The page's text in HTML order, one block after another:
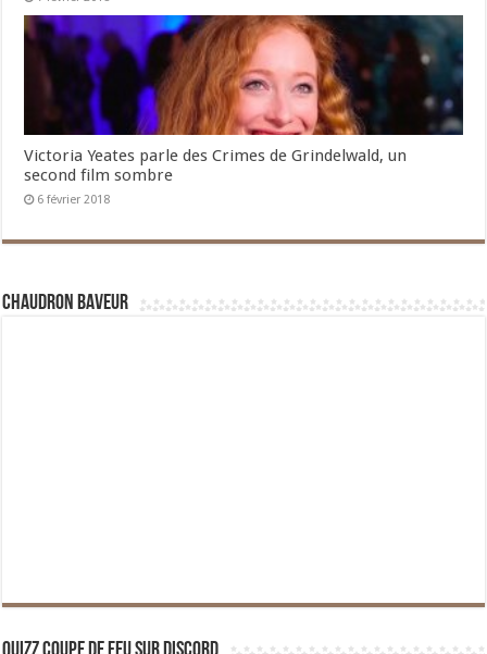
Victoria Yeates parle des Crimes de Grindelwald, un
second film sombre
6 février 2018
Chaudron Baveur